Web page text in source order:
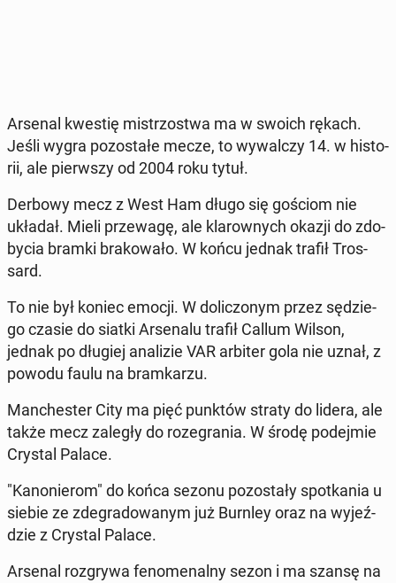
Arsenal kwestię mi­strzo­stwa ma w swoich rękach.
Jeśli wygra po­zo­sta­łe mecze, to wy­wal­czy 14. w hi­sto­
rii, ale pierw­szy od 2004 roku tytuł.
Derbowy mecz z West Ham długo się gościom nie
układał. Mieli prze­wa­gę, ale kla­row­nych okazji do zdo­
by­cia bramki bra­ko­wa­ło. W końcu jednak trafił Tros­
sard.
To nie był koniec emocji. W do­li­czo­nym przez sę­dzie­
go czasie do siatki Ar­se­na­lu trafił Callum Wilson,
jednak po długiej ana­li­zie VAR arbiter gola nie uznał, z
powodu faulu na bram­ka­rzu.
Man­che­ster City ma pięć punktów straty do lidera, ale
także mecz zaległy do ro­ze­gra­nia. W środę po­dej­mie
Crystal Palace.
"Ka­no­nie­rom" do końca sezonu po­zo­sta­ły spo­tka­nia u
siebie ze zde­gra­do­wa­nym już Burnley oraz na wy­jeź­
dzie z Crystal Palace.
Arsenal roz­gry­wa fe­no­me­nal­ny sezon i ma szansę na